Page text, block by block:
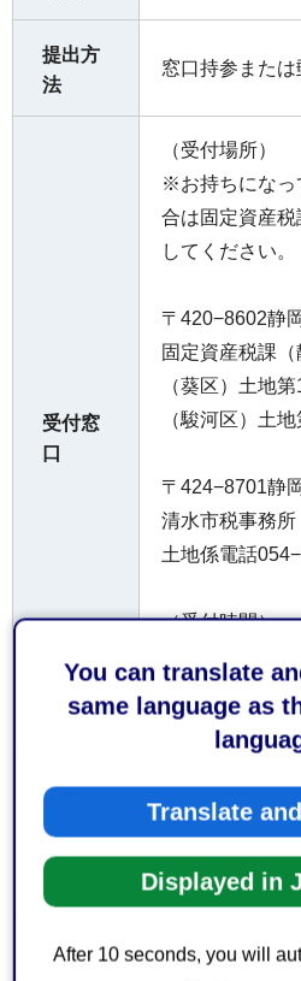
You can translate
same language as
Translate
Displayed in
After 10 seconds, you will
提出方
法
窓口持参または
受付窓
口
（受付場所）
※お持ちになっ
合は固定資産
してください。
〒420−8602静
固定資産税課
（葵区）土地
（駿河区）土
〒424−8701静
清水市税事務所
土地係電話
（受付時間）
なお、土日祝
けておりません
お持ち
してい
ただく
なし
費用 なし